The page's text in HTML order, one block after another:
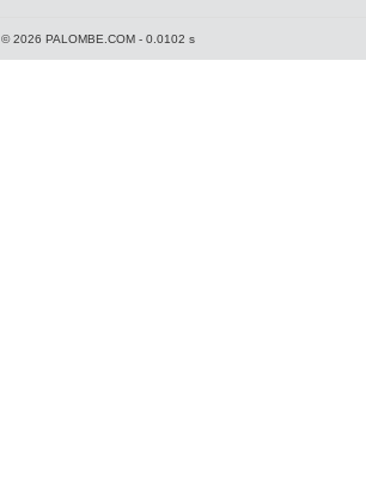
© 2026 PALOMBE.COM - 0.0102 s